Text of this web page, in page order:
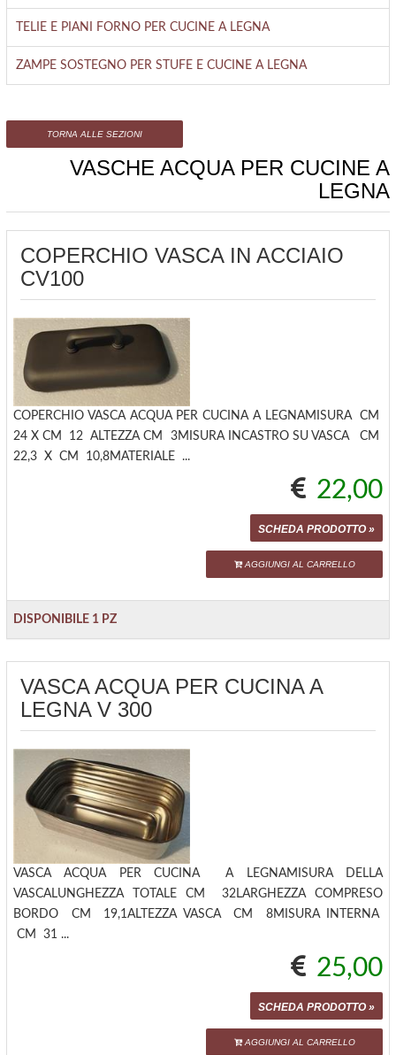
TELIE E PIANI FORNO PER CUCINE A LEGNA
ZAMPE SOSTEGNO PER STUFE E CUCINE A LEGNA
TORNA ALLE SEZIONI
VASCHE ACQUA PER CUCINE A
LEGNA
COPERCHIO VASCA IN ACCIAIO
CV100
COPERCHIO VASCA ACQUA PER CUCINA A LEGNAMISURA CM
24 X CM 12 ALTEZZA CM 3MISURA INCASTRO SU VASCA CM
22,3 X CM 10,8MATERIALE ...
22,00
SCHEDA PRODOTTO »
AGGIUNGI AL CARRELLO
DISPONIBILE 1 PZ
VASCA ACQUA PER CUCINA A
LEGNA V 300
VASCA ACQUA PER CUCINA A LEGNAMISURA DELLA
VASCALUNGHEZZA TOTALE CM 32LARGHEZZA COMPRESO
BORDO CM 19,1ALTEZZA VASCA CM 8MISURA INTERNA
CM 31 ...
25,00
SCHEDA PRODOTTO »
AGGIUNGI AL CARRELLO